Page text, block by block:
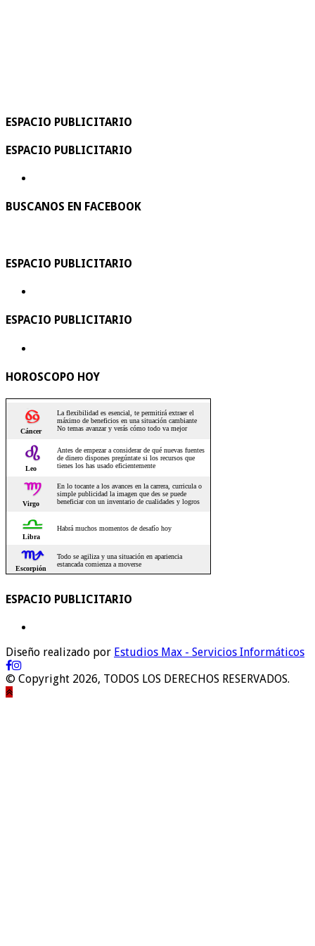
ESPACIO PUBLICITARIO
ESPACIO PUBLICITARIO
BUSCANOS EN FACEBOOK
ESPACIO PUBLICITARIO
ESPACIO PUBLICITARIO
HOROSCOPO HOY
ESPACIO PUBLICITARIO
Diseño realizado por Estudios Max - Servicios Informáticos
© Copyright 2026, TODOS LOS DERECHOS RESERVADOS.